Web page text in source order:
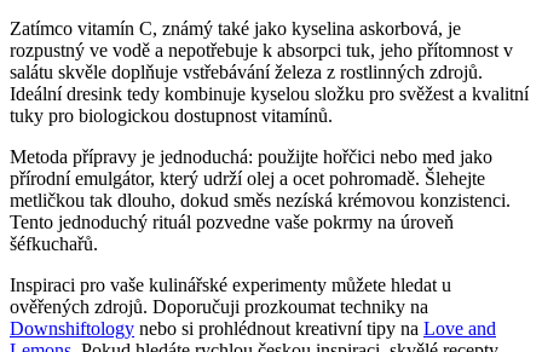
Zatímco vitamín C, známý také jako kyselina askorbová, je
rozpustný ve vodě a nepotřebuje k absorpci tuk, jeho přítomnost v
salátu skvěle doplňuje vstřebávání železa z rostlinných zdrojů.
Ideální dresink tedy kombinuje kyselou složku pro svěžest a kvalitní
tuky pro biologickou dostupnost vitamínů.
Metoda přípravy je jednoduchá: použijte hořčici nebo med jako
přírodní emulgátor, který udrží olej a ocet pohromadě. Šlehejte
metličkou tak dlouho, dokud směs nezíská krémovou konzistenci.
Tento jednoduchý rituál pozvedne vaše pokrmy na úroveň
šéfkuchařů.
Inspiraci pro vaše kulinářské experimenty můžete hledat u
ověřených zdrojů. Doporučuji prozkoumat techniky na
Downshiftology nebo si prohlédnout kreativní tipy na Love and